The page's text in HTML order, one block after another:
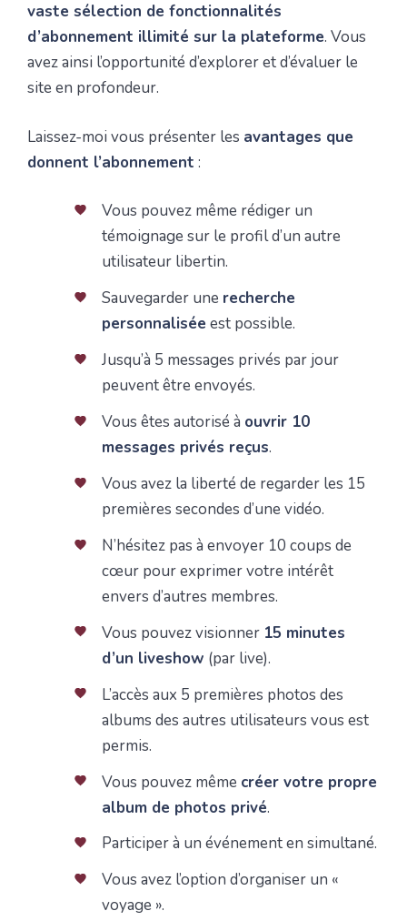
vaste sélection de fonctionnalités
d’abonnement illimité sur la plateforme. Vous
avez ainsi l’opportunité d’explorer et d’évaluer le
site en profondeur.
Laissez-moi vous présenter les avantages que
donnent l’abonnement :
Vous pouvez même rédiger un
témoignage sur le profil d’un autre
utilisateur libertin.
Sauvegarder une recherche
personnalisée est possible.
Jusqu’à 5 messages privés par jour
peuvent être envoyés.
Vous êtes autorisé à ouvrir 10
messages privés reçus.
Vous avez la liberté de regarder les 15
premières secondes d’une vidéo.
N’hésitez pas à envoyer 10 coups de
cœur pour exprimer votre intérêt
envers d’autres membres.
Vous pouvez visionner 15 minutes
d’un liveshow (par live).
L’accès aux 5 premières photos des
albums des autres utilisateurs vous est
permis.
Vous pouvez même créer votre propre
album de photos privé.
Participer à un événement en simultané.
Vous avez l’option d’organiser un «
voyage ».